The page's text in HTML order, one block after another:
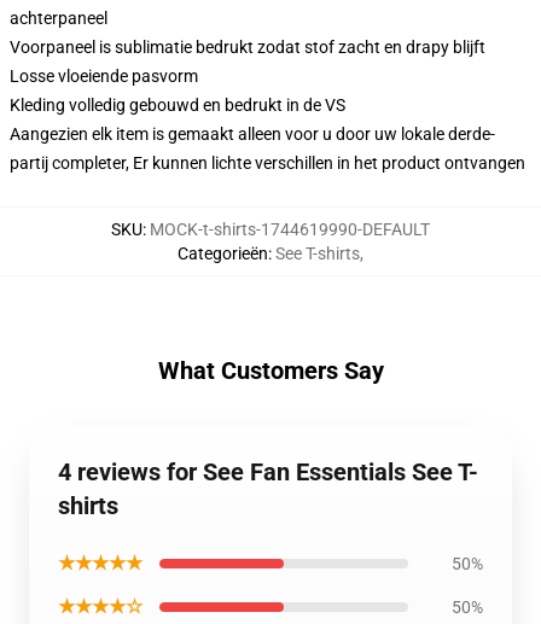
achterpaneel
Voorpaneel is sublimatie bedrukt zodat stof zacht en drapy blijft
Losse vloeiende pasvorm
Kleding volledig gebouwd en bedrukt in de VS
Aangezien elk item is gemaakt alleen voor u door uw lokale derde-
partij completer, Er kunnen lichte verschillen in het product ontvangen
SKU: MOCK-t-shirts-1744619990-DEFAULT
Categorieën:See T-shirts,
What Customers Say
4 reviews for See Fan Essentials See T-
shirts
★★★★★ 50%
★★★★☆ 50%